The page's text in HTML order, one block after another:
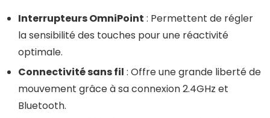
Interrupteurs OmniPoint : Permettent de régler
la sensibilité des touches pour une réactivité
optimale.
Connectivité sans fil : Offre une grande liberté de
mouvement grâce à sa connexion 2.4GHz et
Bluetooth.